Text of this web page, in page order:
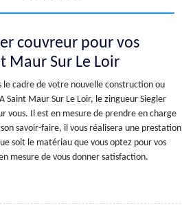
couvreur pour vos
Maur Sur Le Loir
le cadre de votre nouvelle construction ou
Saint Maur Sur Le Loir, le zingueur Siegler
vous. Il est en mesure de prendre en charge
savoir-faire, il vous réalisera une prestation
soit le matériau que vous optez pour vos
mesure de vous donner satisfaction.